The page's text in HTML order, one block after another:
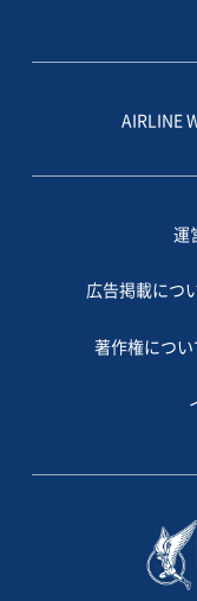
AIRLINE
運
広告掲載につ
著作権につい